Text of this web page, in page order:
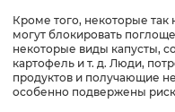
Кроме того, некоторые
могут блокировать
некоторые виды капусты,
картофель и т. д. Люди,
продуктов и получающие
особенно подвержены